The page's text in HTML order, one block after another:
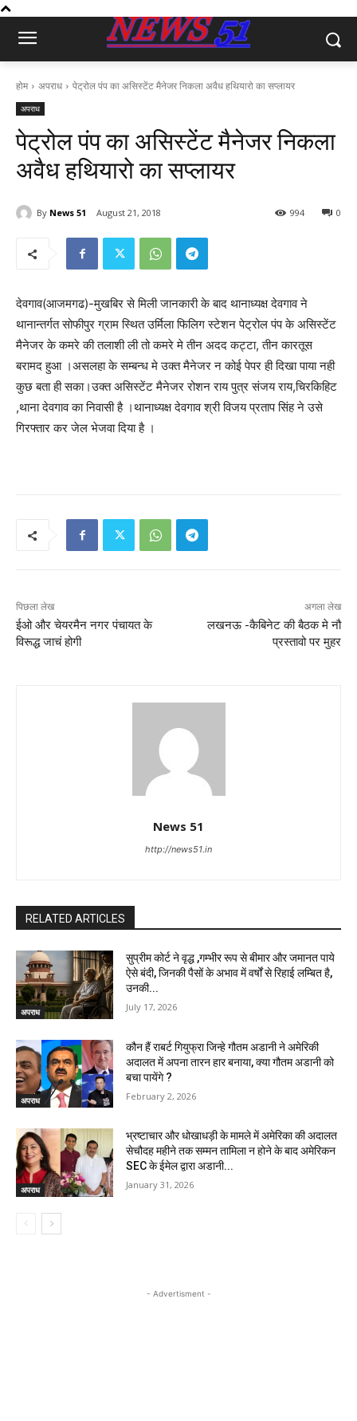
होम अपराध पेट्रोल पंप का असिस्टेंट मैनेजर निकला अवैध हथियारो का सप्लायर
अपराध
पेट्रोल पंप का असिस्टेंट मैनेजर निकला
अवैध हथियारो का सप्लायर
By News 51 August 21, 2018 0
994
देवगाव(आजमगढ)-मुखबिर से मिली जानकारी के बाद थानाध्यक्ष देवगाव ने
थानान्तर्गत सोफीपुर ग्राम स्थित उर्मिला फिलिग स्टेशन पेट्रोल पंप के असिस्टेंट
मैनेजर के कमरे की तलाशी ली तो कमरे मे तीन अदद कट्टा, तीन कारतूस
बरामद हुआ ।असलहा के सम्बन्ध मे उक्त मैनेजर न कोई पेपर ही दिखा पाया नही
कुछ बता ही सका।उक्त असिस्टेंट मैनेजर रोशन राय पुत्र संजय राय,चिरकिहिट
,थाना देवगाव का निवासी है ।थानाध्यक्ष देवगाव श्री विजय प्रताप सिंह ने उसे
गिरफ्तार कर जेल भेजवा दिया है ।
पिछला लेख
ईओ और चेयरमैन नगर पंचायत के
विरूद्ध जाचं होगी
अगला लेख
लखनऊ -कैबिनेट की बैठक मे नौ
प्रस्तावो पर मुहर
News 51
http://news51.in
RELATED ARTICLES
अपराध
सुप्रीम कोर्ट ने वृद्ध ,गम्भीर रूप से बीमार और जमानत पाये
ऐसे बंदी, जिनकी पैसों के अभाव में वर्षों से रिहाई लम्बित है,
उनकी...
July 17, 2026
अपराध
कौन हैं राबर्ट गियुफ्रा जिन्हे गौतम अडानी ने अमेरिकी
अदालत में अपना तारन हार बनाया, क्या गौतम अडानी को
बचा पायेंगे ?
February 2, 2026
अपराध
भ्रष्टाचार और धोखाधड़ी के मामले में अमेरिका की अदालत
सेचौदह महीने तक सम्मन तामिला न होने के बाद अमेरिकन
SEC के ईमेल द्वारा अडानी...
January 31, 2026
- Advertisment -